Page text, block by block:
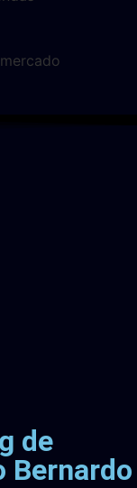
de
Bernardo